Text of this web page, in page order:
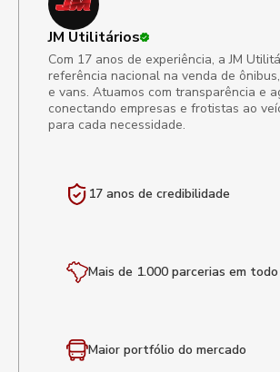
JM Utilitários
Com 17 anos de experiência, a JM
referência nacional na venda de
e vans. Atuamos com transparência e
conectando empresas e frotistas ao
para cada necessidade.
17 anos de credibilidade
Mais de 1.000 parcerias em
Maior portfólio do mercado